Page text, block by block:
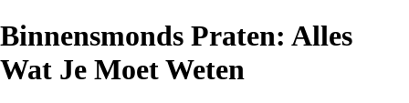
Binnensmonds Praten: Alles
Wat Je Moet Weten